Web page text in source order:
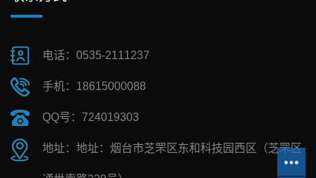
电话：0535-2111237
手机：18615000088
QQ号：724019303
地址：地址：烟台市芝罘区东和科技园西区（芝罘区